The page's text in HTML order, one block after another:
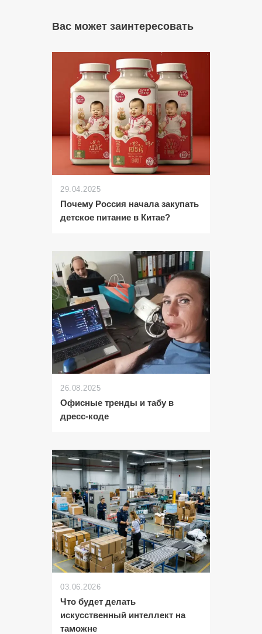
Вас может заинтересовать
29.04.2025
Почему Россия начала закупать
детское питание в Китае?
26.08.2025
Офисные тренды и табу в
дресс-коде
03.06.2026
Что будет делать
искусственный интеллект на
таможне